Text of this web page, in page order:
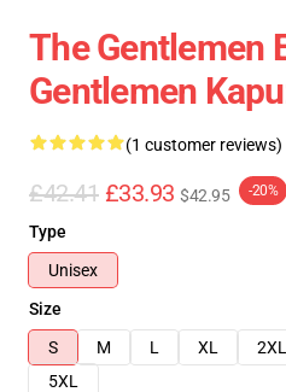
The Gentlemen
Gentlemen
(1 customer reviews)
£42.41 £33.93 $42.95 -20%
Type
Unisex
Size
S
M L XL 2XL
5XL